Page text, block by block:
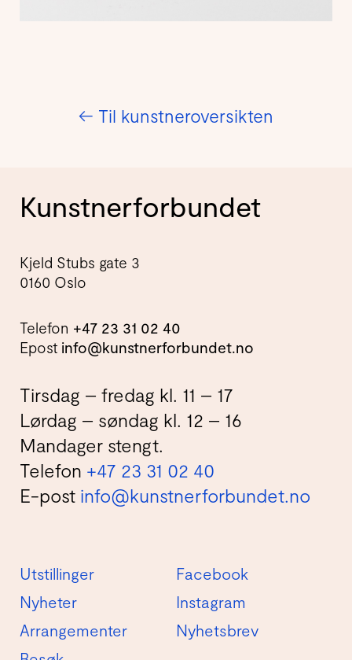
← Til kunstneroversikten
Kunstnerforbundet
Kjeld Stubs gate 3
0160 Oslo
Telefon +47 23 31 02 40
Epost info@kunstnerforbundet.no
Tirsdag – fredag kl. 11 – 17
Lørdag – søndag kl. 12 – 16
Mandager stengt.
Telefon +47 23 31 02 40
E-post info@kunstnerforbundet.no
Utstillinger
Nyheter
Arrangementer
Facebook
Instagram
Nyhetsbrev